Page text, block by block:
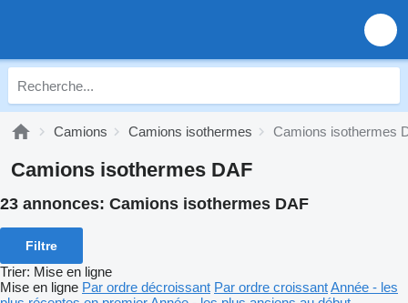
Camions Camions isothermes Camions isothermes
Camions isothermes DAF
23 annonces: Camions isothermes DAF
Filtre
Trier: Mise en ligne
Mise en ligne Par ordre décroissant Par ordre croissantAnnée - les